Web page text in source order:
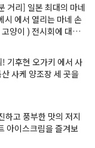
거리] 일본 최대의 마네
시 에서 열리는 마네 손
양이 ) 전시회에 대한
기후현 오가키 에서 사
사케 양조장 세 곳을
고 풍부한 맛의 저지
아이스크림을 즐겨보